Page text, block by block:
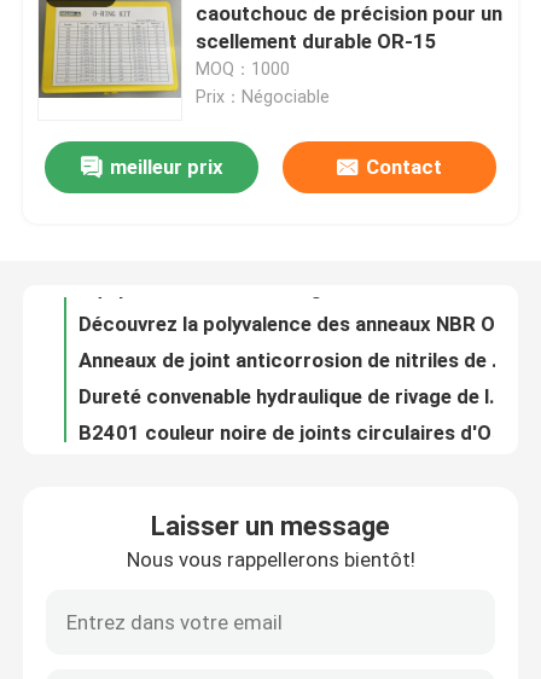
Produits
Contrôle de la qualité
Contact
caoutchouc de précision pour un
scellement durable OR-15
MOQ：1000
Prix：Négociable
meilleur prix Contact
Dureté de rivage de la résistance de pétrole de noir des joints circulaires NBR de compresseurs à gaz 70 - 90
Dureté convenable hydraulique de rivage de la couleur de noir des joints circulaires NBR 70 - 90
Laisser un message
Nous vous rappellerons bientôt!